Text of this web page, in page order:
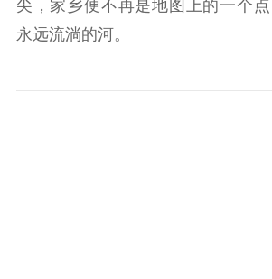
尖，家乡便不再是地图上的一个
永远流淌的河。